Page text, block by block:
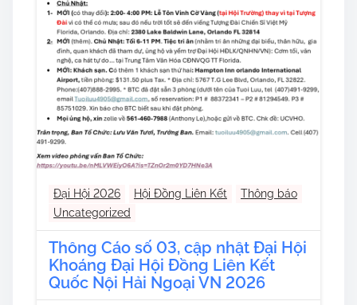
Đại Hội 2026 Hội Đồng Liên Kết
Thông báo
Uncategorized
Thông Cáo số 03, cập nhật Đại Hội
Khoáng Đại Hội Đồng Liên Kết
Quốc Nội Hải Ngoại VN 2026